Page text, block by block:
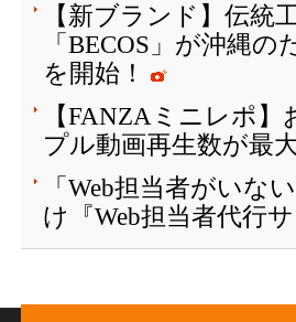
【新ブランド】伝統
「BECOS」が沖縄
を開始！
【FANZAミニレポ
プル動画再生数が最
「Web担当者がいな
け『Web担当者代行